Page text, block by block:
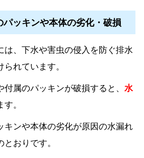
ッキンや本体の劣化・破損
は、下水や害虫の侵入を防ぐ排水
れています。
属のパッキンが破損すると、 水
。
キンや本体の劣化が原因の水漏れ
おりです。